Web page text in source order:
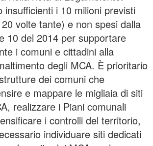
insufficienti i 10 milioni previsti
volte tante) e non spesi dalla
10 del 2014 per supportare
i comuni e cittadini alla
degli MCA. È prioritario
dei comuni che
e mappare le migliaia di siti
realizzare i Piani comunali
i controlli del territorio,
individuare siti dedicati